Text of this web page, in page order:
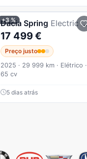
+3 %
Dacia Spring Electric 65 Extreme
17 499 €
Preço justo
2025 · 29 999 km · Elétrico ·
65 cv
5 dias atrás